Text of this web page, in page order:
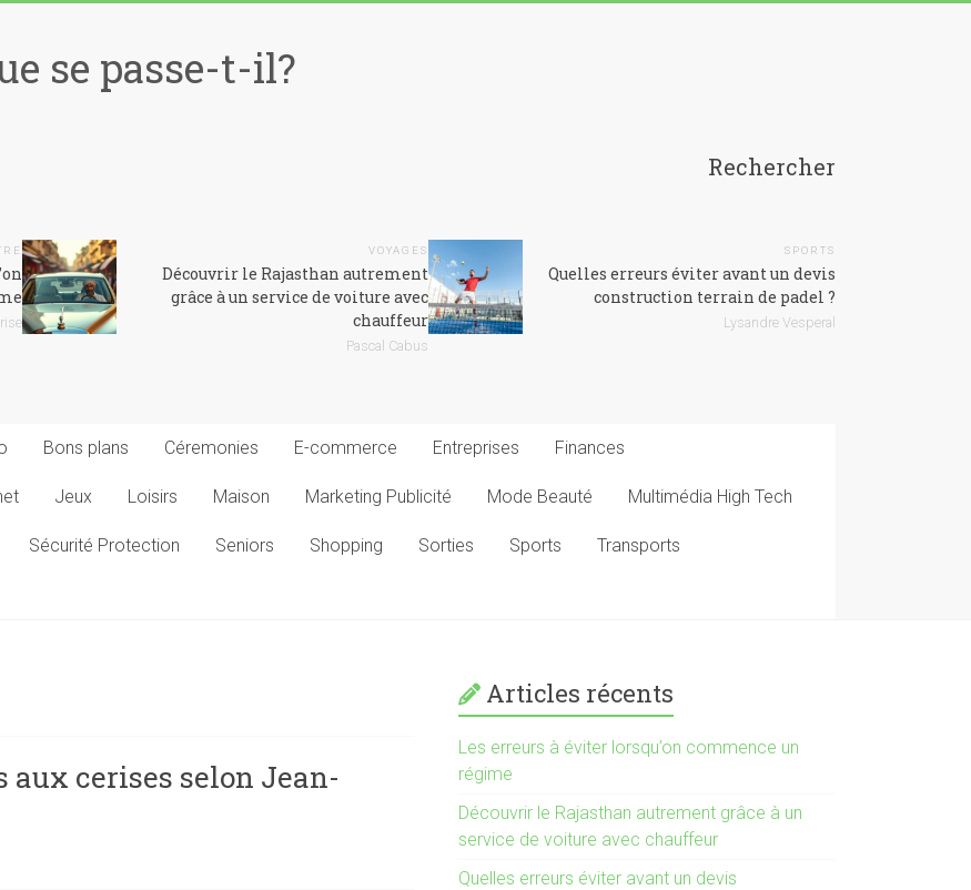
se passe-t-il?
Rechercher
VOYAGES
Découvrir le Rajasthan autrement
grâce à un service de voiture avec
chauffeur
Pascal Cabus
SPORTS
Quelles erreurs éviter avant un devis
construction terrain de padel ?
Lysandre Vesperal
Bons plans Céremonies E-commerce Entreprises Finances
Jeux Loisirs Maison Marketing Publicité Mode Beauté Multimédia High Tech
Sécurité Protection Seniors Shopping Sorties Sports Transports
aux cerises selon Jean-
Articles récents
Les erreurs à éviter lorsqu’on commence un
régime
Découvrir le Rajasthan autrement grâce à un
service de voiture avec chauffeur
Quelles erreurs éviter avant un devis